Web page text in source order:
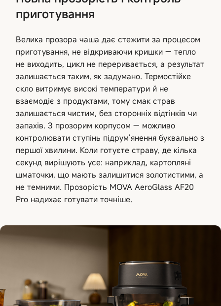
приготування
Велика прозора чаша дає стежити за процесом
приготування, не відкриваючи кришки — тепло
не виходить, цикл не переривається, а результат
залишається таким, як задумано. Термостійке
скло витримує високі температури й не
взаємодіє з продуктами, тому смак страв
залишається чистим, без сторонніх відтінків чи
запахів. З прозорим корпусом — можливо
контролювати ступінь підрум’янення буквально з
першої хвилини. Коли готуєте страву, де кілька
секунд вирішують усе: наприклад, картопляні
шматочки, що мають залишитися золотистими, а
не темними. Прозорість MOVA AeroGlass AF20
Pro надихає готувати точніше.